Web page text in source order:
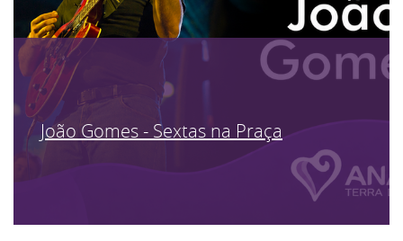
João Gomes - Sextas na Praça